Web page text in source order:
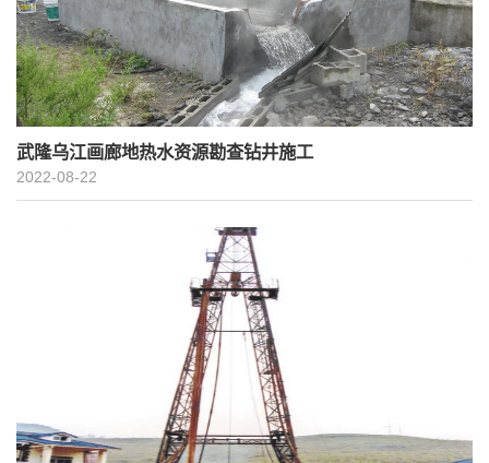
武隆乌江画廊地热水资源勘查钻井施工
2022-08-22